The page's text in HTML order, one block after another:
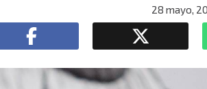
28 mayo,